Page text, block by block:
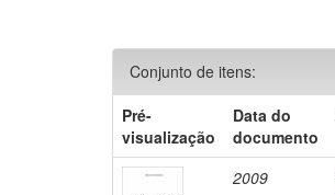
Conjunto de itens:
Pré-
visualização
Data do
documento
2009